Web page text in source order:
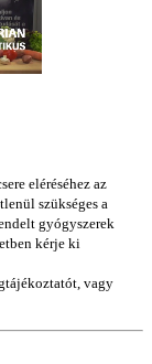
eléréséhez az
szükséges a
gyógyszerek
kérje ki
vagy